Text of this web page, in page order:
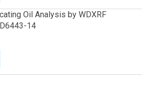
Oil Analysis by WDXRF
14